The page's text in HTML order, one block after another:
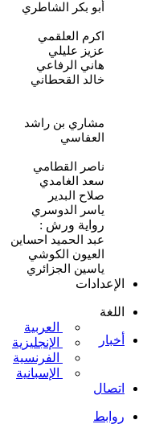
ﺃﺑﻮ ﺑﻜﺮ اﻟﺸﺎﻃﺮﻱ
اكرم العلقمي
عزيز عليلي
ﻫﺎﻧﻲ اﻟﺮﻓﺎﻋﻲ
خالد القحطاني
ﻣﺸﺎﺭﻱ ﺑﻦ ﺭاﺷﺪ
اﻟﻌﻔﺎﺳﻲ
ناصر القطامي
ﺳﻌﺪ اﻟﻐﺎﻣﺪﻱ
صلاح البدير
ياسر الدوسري
رواية ورش :
عبد الحميد احساين
العيون الكوشي
ياسين الجزائري
الإعدادات
اﻟﻠﻐﺔ
اﻟﻌﺮﺑﻴﺔ
الإنجليزية
الفرنسية
الإسبانية
أخبار
اتصال
روابط